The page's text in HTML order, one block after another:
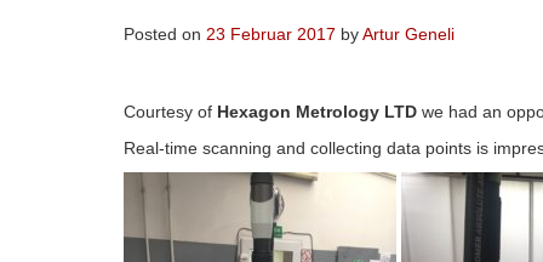
Posted on 23 Februar 2017 byArtur Geneli
Courtesy of Hexagon Metrology LTD we had an
Real-time scanning and collecting data points is